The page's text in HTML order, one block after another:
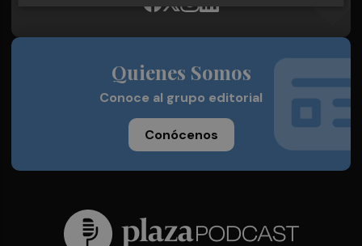
Quienes Somos
Conoce al grupo editorial
Conócenos